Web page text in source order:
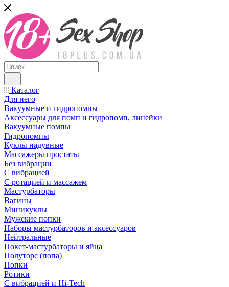
Каталог
Для него
Вакуумные и гидропомпы
Аксессуары для помп и гидропомп, линейки
Вакуумные помпы
Гидропомпы
Куклы надувные
Массажеры простаты
Без вибрации
С вибрацией
С ротацией и массажем
Мастурбаторы
Вагины
Миникуклы
Мужские попки
Наборы мастурбаторов и аксессуаров
Нейтральные
Покет-мастурбаторы и яйца
Полуторс (попа)
Попки
Ротики
С вибрацией и Hi-Tech